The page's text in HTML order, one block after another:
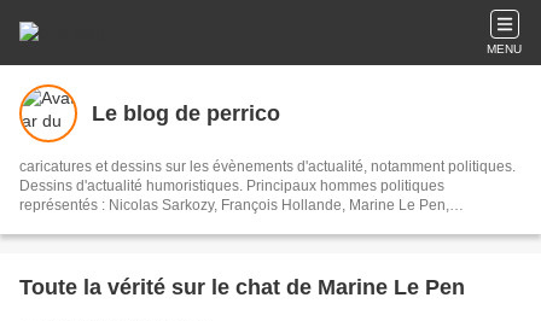
MENU
Le blog de perrico
caricatures et dessins sur les évènements d'actualité, notamment politiques.
Dessins d'actualité humoristiques. Principaux hommes politiques
représentés : Nicolas Sarkozy, François Hollande, Marine Le Pen,
Toute la vérité sur le chat de Marine Le Pen